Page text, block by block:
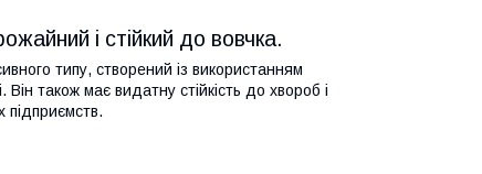
і стійкий до вовчка.
типу, створений із використанням
Він також має видатну стійкість до хвороб і
підприємств.